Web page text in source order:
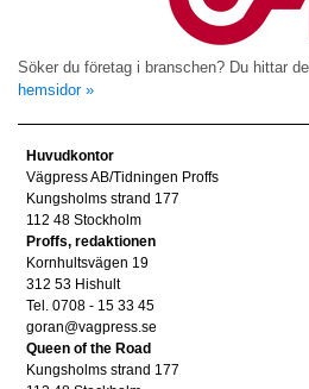
Söker du företag i branschen? Du hittar
hemsidor »
Huvudkontor
Vägpress AB/Tidningen Proffs
Kungsholms strand 177
112 48 Stockholm
Proffs, redaktionen
Kornhultsvägen 19
312 53 Hishult
Tel. 0708 - 15 33 45
goran@vagpress.se
Queen of the Road
Kungsholms strand 177